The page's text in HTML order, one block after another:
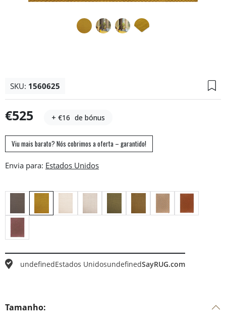
SKU: 1560625
€525 + €16 de bónus
Viu mais barato? Nós cobrimos a oferta – garantido!
Envia para:
undefinedEstados UnidosundefinedSayRUG.com
Tamanho: